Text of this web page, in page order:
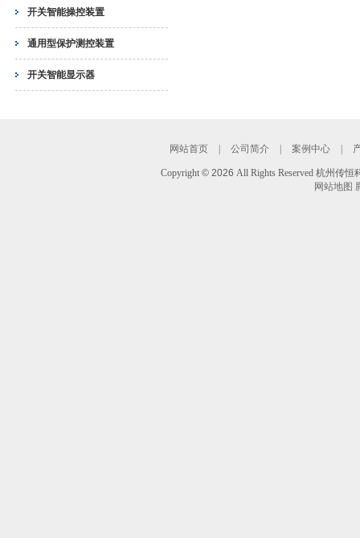
开关智能操控装置
通用型保护测控装置
开关智能显示器
网站首页 公司简介 案例中心
Copyright © 2026 All Rights Reserved 杭州传
网站地图